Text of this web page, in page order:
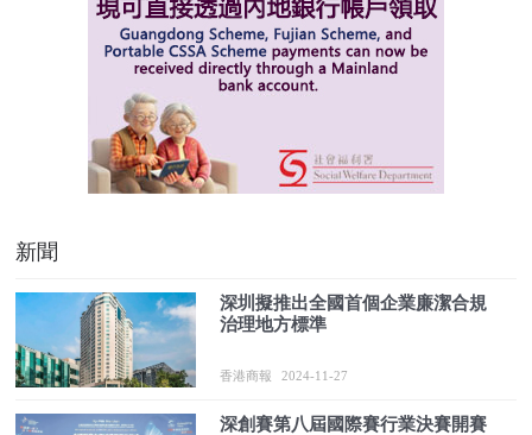
新聞
深圳擬推出全國首個企業廉潔合規
治理地方標準
香港商報 2024-11-27
深創賽第八屆國際賽行業決賽開賽